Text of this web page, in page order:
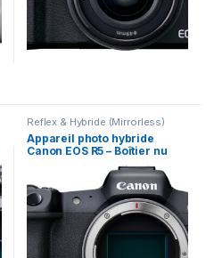
Reflex & Hybride (Mirrorless)
Appareil photo hybride
Canon EOS R5 – Boîtier nu